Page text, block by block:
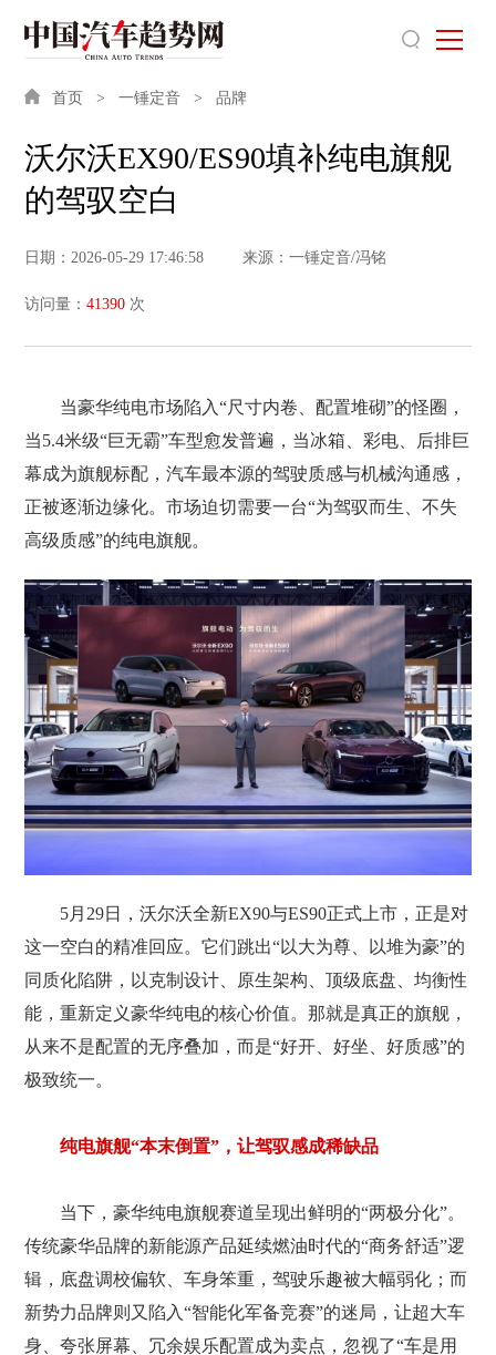
首页 一锤定音 品牌
沃尔沃EX90/ES90填补纯电旗舰
的驾驭空白
日期：2026-05-29 17:46:58 来源：一锤定音/冯铭
访问量：41390 次
当豪华纯电市场陷入“尺寸内卷、配置堆砌”的怪圈，
当5.4米级“巨无霸”车型愈发普遍，当冰箱、彩电、后排巨
幕成为旗舰标配，汽车最本源的驾驶质感与机械沟通感，
正被逐渐边缘化。市场迫切需要一台“为驾驭而生、不失
高级质感”的纯电旗舰。
5月29日，沃尔沃全新EX90与ES90正式上市，正是对
这一空白的精准回应。它们跳出“以大为尊、以堆为豪”的
同质化陷阱，以克制设计、原生架构、顶级底盘、均衡性
能，重新定义豪华纯电的核心价值。那就是真正的旗舰，
从来不是配置的无序叠加，而是“好开、好坐、好质感”的
极致统一。
纯电旗舰“本末倒置”，让驾驭感成稀缺品
当下，豪华纯电旗舰赛道呈现出鲜明的“两极分化”。
传统豪华品牌的新能源产品延续燃油时代的“商务舒适”逻
辑，底盘调校偏软、车身笨重，驾驶乐趣被大幅弱化；而
新势力品牌则又陷入“智能化军备竞赛”的迷局，让超大车
身、夸张屏幕、冗余娱乐配置成为卖点，忽视了“车是用